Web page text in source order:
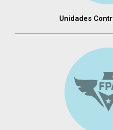
Unidades